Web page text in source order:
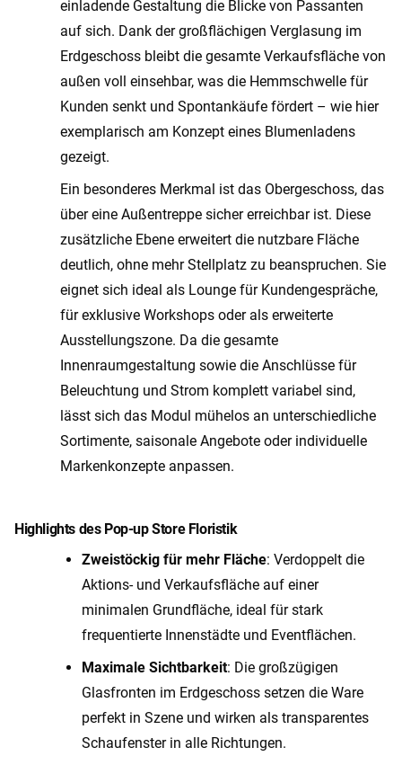
einladende Gestaltung die Blicke von Passanten
auf sich. Dank der großflächigen Verglasung im
Erdgeschoss bleibt die gesamte Verkaufsfläche von
außen voll einsehbar, was die Hemmschwelle für
Kunden senkt und Spontankäufe fördert – wie hier
exemplarisch am Konzept eines Blumenladens
gezeigt.
Ein besonderes Merkmal ist das Obergeschoss, das
über eine Außentreppe sicher erreichbar ist. Diese
zusätzliche Ebene erweitert die nutzbare Fläche
deutlich, ohne mehr Stellplatz zu beanspruchen. Sie
eignet sich ideal als Lounge für Kundengespräche,
für exklusive Workshops oder als erweiterte
Ausstellungszone. Da die gesamte
Innenraumgestaltung sowie die Anschlüsse für
Beleuchtung und Strom komplett variabel sind,
lässt sich das Modul mühelos an unterschiedliche
Sortimente, saisonale Angebote oder individuelle
Markenkonzepte anpassen.
Highlights des Pop-up Store Floristik
Zweistöckig für mehr Fläche: Verdoppelt die
Aktions- und Verkaufsfläche auf einer
minimalen Grundfläche, ideal für stark
frequentierte Innenstädte und Eventflächen.
Maximale Sichtbarkeit: Die großzügigen
Glasfronten im Erdgeschoss setzen die Ware
perfekt in Szene und wirken als transparentes
Schaufenster in alle Richtungen.